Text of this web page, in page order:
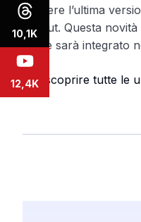
10,1K
12,4K
di avere l’ultima
rollout. Questa
come sarà integrato
Per scoprire tutte le